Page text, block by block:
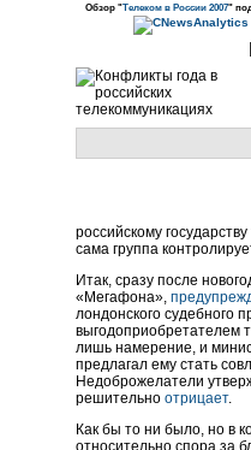
Обзор "Телеком в России 2007"
российскому
сама группа
Итак, сразу после
«Мегафона»,
лондонского судебного
выгодоприобретателем
лишь намерение, и
предлагал ему стать
Недоброжелатели
решительно отрицает.
Как бы то ни было, но в
относительно спора за